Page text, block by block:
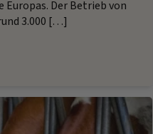
Der Betrieb von
3.000 […]